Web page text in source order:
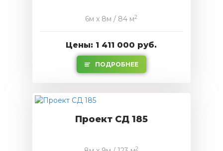
6м x 8м / 84 м2
Цены: 1 411 000 руб.
ПОДРОБНЕЕ
Проект СД 185
2